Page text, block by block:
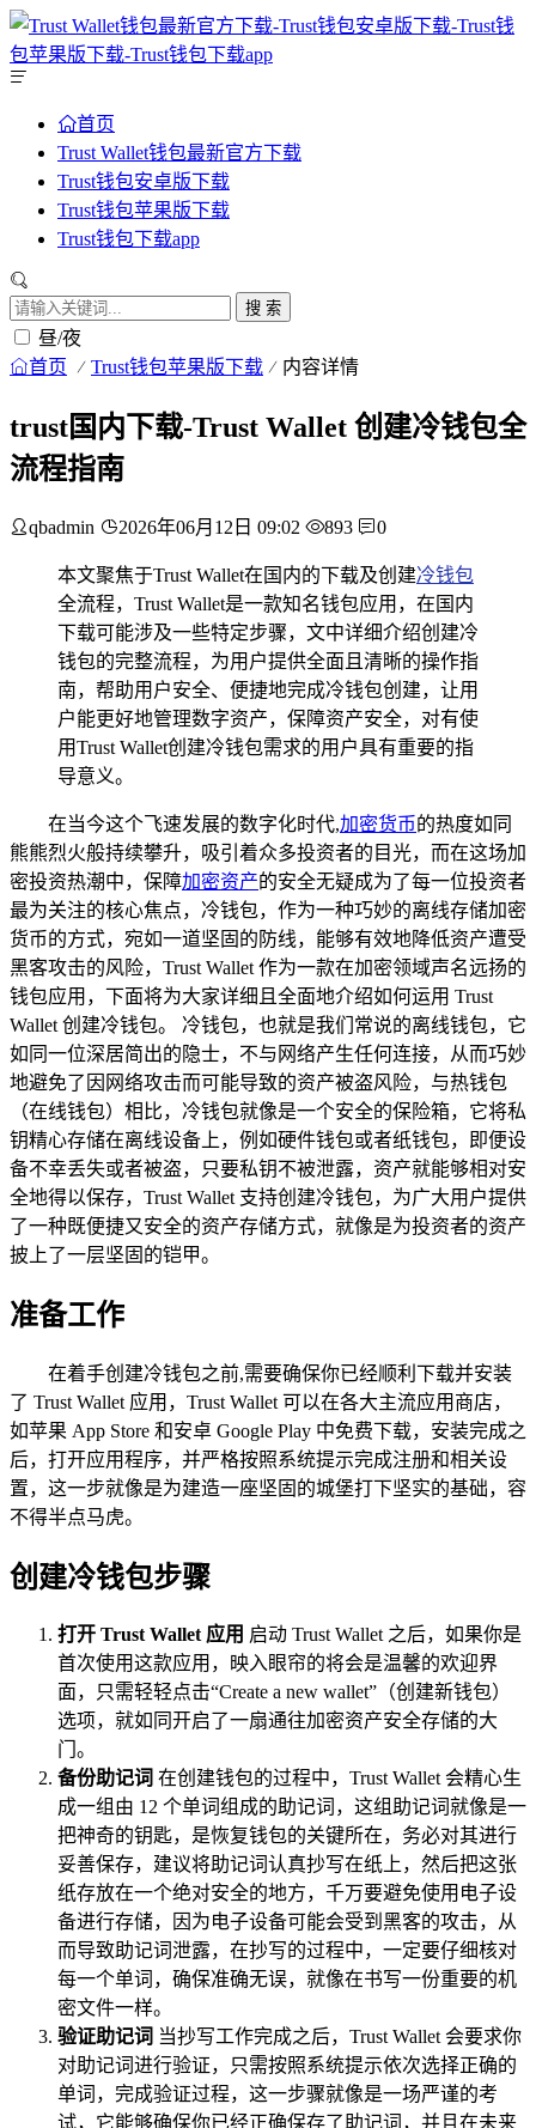
首页
Trust Wallet钱包最新官方下载
Trust钱包安卓版下载
Trust钱包苹果版下载
Trust钱包下载app
搜 索
昼/夜
首页 Trust钱包苹果版下载 内容详情
trust国内下载-Trust Wallet 创建冷钱包全
流程指南
qbadmin 2026年06月12日 09:02 893 0
本文聚焦于Trust Wallet在国内的下载及创建冷钱包
全流程，Trust Wallet是一款知名钱包应用，在国内
下载可能涉及一些特定步骤，文中详细介绍创建冷
钱包的完整流程，为用户提供全面且清晰的操作指
南，帮助用户安全、便捷地完成冷钱包创建，让用
户能更好地管理数字资产，保障资产安全，对有使
用Trust Wallet创建冷钱包需求的用户具有重要的指
导意义。
在当今这个飞速发展的数字化时代,加密货币的热度如同
熊熊烈火般持续攀升，吸引着众多投资者的目光，而在这场加
密投资热潮中，保障加密资产的安全无疑成为了每一位投资者
最为关注的核心焦点，冷钱包，作为一种巧妙的离线存储加密
货币的方式，宛如一道坚固的防线，能够有效地降低资产遭受
黑客攻击的风险，Trust Wallet 作为一款在加密领域声名远扬的
钱包应用，下面将为大家详细且全面地介绍如何运用 Trust
Wallet 创建冷钱包。 冷钱包，也就是我们常说的离线钱包，它
如同一位深居简出的隐士，不与网络产生任何连接，从而巧妙
地避免了因网络攻击而可能导致的资产被盗风险，与热钱包
（在线钱包）相比，冷钱包就像是一个安全的保险箱，它将私
钥精心存储在离线设备上，例如硬件钱包或者纸钱包，即便设
备不幸丢失或者被盗，只要私钥不被泄露，资产就能够相对安
全地得以保存，Trust Wallet 支持创建冷钱包，为广大用户提供
了一种既便捷又安全的资产存储方式，就像是为投资者的资产
披上了一层坚固的铠甲。
准备工作
在着手创建冷钱包之前,需要确保你已经顺利下载并安装
了 Trust Wallet 应用，Trust Wallet 可以在各大主流应用商店，
如苹果 App Store 和安卓 Google Play 中免费下载，安装完成之
后，打开应用程序，并严格按照系统提示完成注册和相关设
置，这一步就像是为建造一座坚固的城堡打下坚实的基础，容
不得半点马虎。
创建冷钱包步骤
打开 Trust Wallet 应用 启动 Trust Wallet 之后，如果你是
首次使用这款应用，映入眼帘的将会是温馨的欢迎界
面，只需轻轻点击“Create a new wallet”（创建新钱包）
选项，就如同开启了一扇通往加密资产安全存储的大
门。
备份助记词 在创建钱包的过程中，Trust Wallet 会精心生
成一组由 12 个单词组成的助记词，这组助记词就像是一
把神奇的钥匙，是恢复钱包的关键所在，务必对其进行
妥善保存，建议将助记词认真抄写在纸上，然后把这张
纸存放在一个绝对安全的地方，千万要避免使用电子设
备进行存储，因为电子设备可能会受到黑客的攻击，从
而导致助记词泄露，在抄写的过程中，一定要仔细核对
每一个单词，确保准确无误，就像在书写一份重要的机
密文件一样。
验证助记词 当抄写工作完成之后，Trust Wallet 会要求你
对助记词进行验证，只需按照系统提示依次选择正确的
单词，完成验证过程，这一步骤就像是一场严谨的考
试，它能够确保你已经正确保存了助记词，并且在未来